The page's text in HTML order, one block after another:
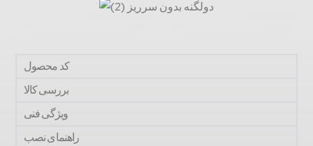
کد محصول
بررسی کالا
ویژگی فنی
راهنمای نصب